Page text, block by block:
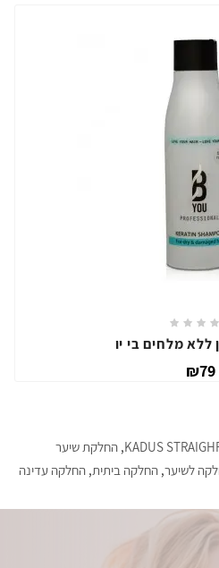
ללא מלחים בי יו
₪79
KADUS
, החלקת שיער
לשיער, החלקה ביתית, החלקה עדינה